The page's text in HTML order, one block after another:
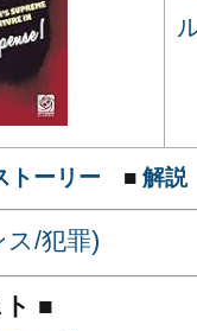
トーリー ■ 解説
ス/犯罪)
■